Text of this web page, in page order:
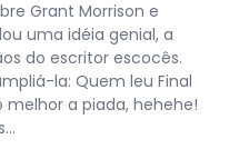
Grant Morrison e
uma idéia genial, a
do escritor escocês.
la: Quem leu Final
a piada, hehehe!